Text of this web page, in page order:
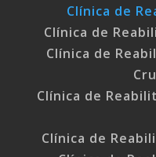
Clínica de
Clínica de
Clínica de
Clínica de
Clínica de